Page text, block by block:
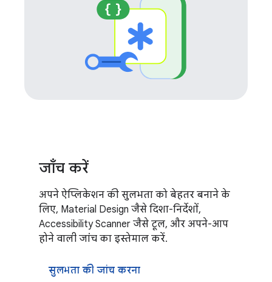
जाँच करें
अपने ऐप्लिकेशन की सुलभता को बेहतर बनाने के
लिए, Material Design जैसे दिशा-निर्देशों,
Accessibility Scanner जैसे टूल, और अपने-आप
होने वाली जांच का इस्तेमाल करें.
सुलभता की जांच करना